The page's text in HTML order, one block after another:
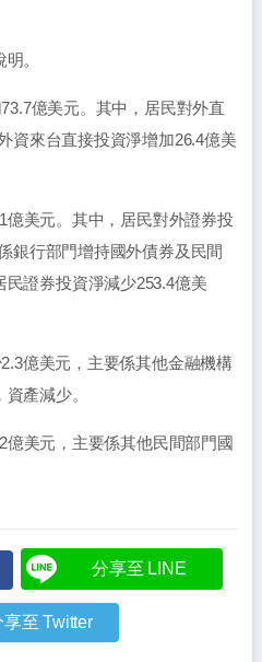
。
億美元。其中，居民對外直
資來台直接投資淨增加26.4億美
億美元。其中，居民對外證券投
銀行部門增持國外債券及民間
證券投資淨減少253.4億美
億美元，主要係其他金融機構
產減少。
億美元，主要係其他民間部門國
分享至 LINE
享至 Twitter